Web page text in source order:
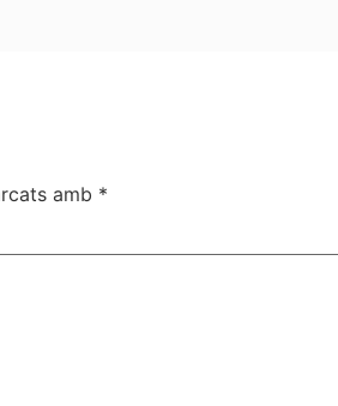
amb *